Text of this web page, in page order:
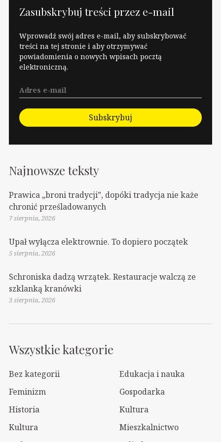
To coś jak w pandemii.
"wszyscy siedzieli
wówczas w domach".
Chyba że się było
szarym pracownikiem,
Zasubskrybuj treści przez e-mail
Wprowadź swój adres e-mail, aby subskrybować
treści na tej stronie i aby otrzymywać
powiadomienia o nowych wpisach pocztą
elektroniczną.
Subskrybuj
Najnowsze teksty
Prawica „broni tradycji”, dopóki tradycja nie każe
chronić prześladowanych
7 sierpnia, 2026
Upał wyłącza elektrownie. To dopiero początek
5 sierpnia, 2026
Schroniska dadzą wrzątek. Restauracje walczą ze
szklanką kranówki
3 sierpnia, 2026
Wszystkie kategorie
Bez kategorii
Edukacja i nauka
Feminizm
Gospodarka
Historia
Kultura
Kultura
Mieszkalnictwo